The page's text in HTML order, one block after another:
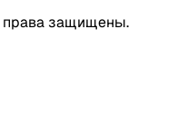
права защищены.